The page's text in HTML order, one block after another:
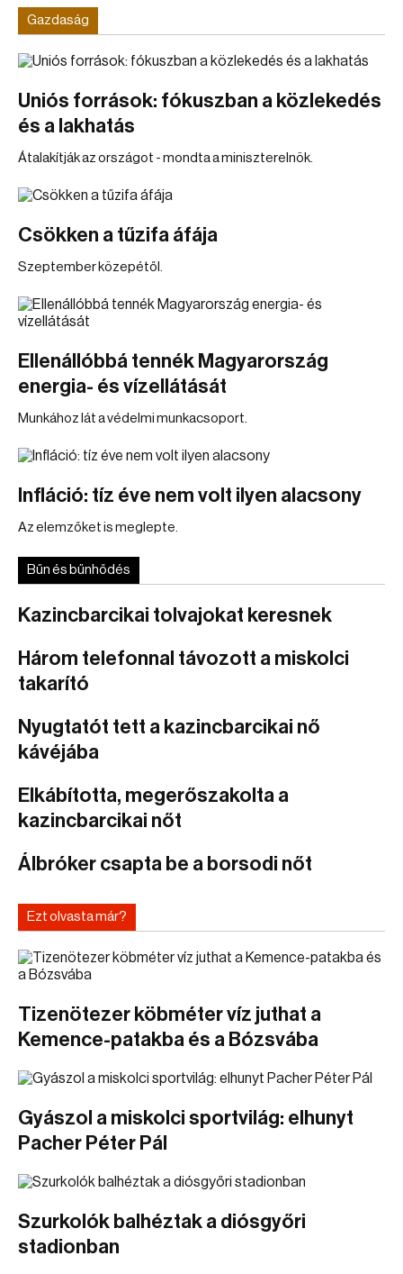
Gazdaság
Uniós források: fókuszban a közlekedés
és a lakhatás
Átalakítják az országot - mondta a miniszterelnök.
Csökken a tűzifa áfája
Szeptember közepétől.
Ellenállóbbá tennék Magyarország
energia- és vízellátását
Munkához lát a védelmi munkacsoport.
Infláció: tíz éve nem volt ilyen alacsony
Az elemzőket is meglepte.
Bűn és bűnhődés
Kazincbarcikai tolvajokat keresnek
Három telefonnal távozott a miskolci
takarító
Nyugtatót tett a kazincbarcikai nő
kávéjába
Elkábította, megerőszakolta a
kazincbarcikai nőt
Álbróker csapta be a borsodi nőt
Ezt olvasta már?
Tizenötezer köbméter víz juthat a
Kemence-patakba és a Bózsvába
Gyászol a miskolci sportvilág: elhunyt
Pacher Péter Pál
Szurkolók balhéztak a diósgyőri
stadionban